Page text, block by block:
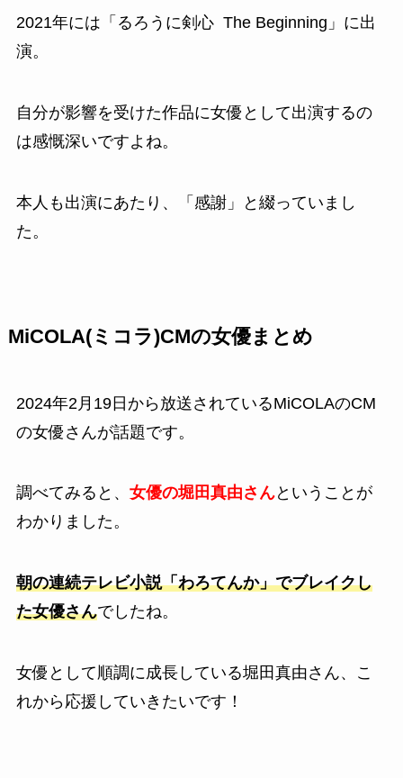
2021年には「るろうに剣心 The Beginning」に出
演。
自分が影響を受けた作品に女優として出演するの
は感慨深いですよね。
本人も出演にあたり、「感謝」と綴っていまし
た。
MiCOLA(ミコラ)CMの女優まとめ
2024年2月19日から放送されているMiCOLAのCM
の女優さんが話題です。
調べてみると、 女優の堀田真由さんということが
わかりました。
朝の連続テレビ小説「わろてんか」でブレイクし
た女優さんでしたね。
女優として順調に成長している堀田真由さん、こ
れから応援していきたいです！